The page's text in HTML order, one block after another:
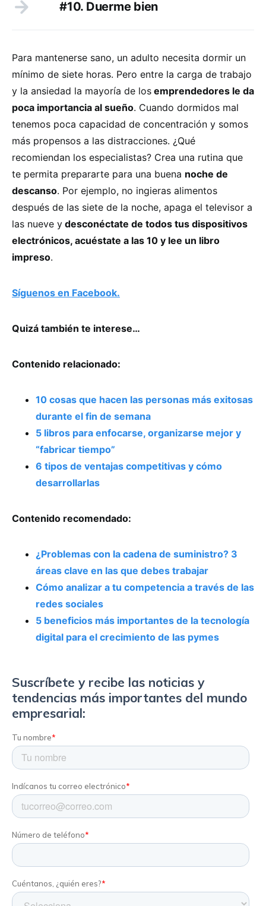
#10. Duerme bien
Para mantenerse sano, un adulto necesita dormir un
mínimo de siete horas. Pero entre la carga de trabajo
y la ansiedad la mayoría de los emprendedores le da
poca importancia al sueño. Cuando dormidos mal
tenemos poca capacidad de concentración y somos
más propensos a las distracciones. ¿Qué
recomiendan los especialistas? Crea una rutina que
te permita prepararte para una buena noche de
descanso. Por ejemplo, no ingieras alimentos
después de las siete de la noche, apaga el televisor a
las nueve y desconéctate de todos tus dispositivos
electrónicos, acuéstate a las 10 y lee un libro
impreso.
Síguenos en Facebook.
Quizá también te interese…
Contenido relacionado:
10 cosas que hacen las personas más exitosas
durante el fin de semana
5 libros para enfocarse, organizarse mejor y
“fabricar tiempo”
6 tipos de ventajas competitivas y cómo
desarrollarlas
Contenido recomendado:
¿Problemas con la cadena de suministro? 3
áreas clave en las que debes trabajar
Cómo analizar a tu competencia a través de las
redes sociales
5 beneficios más importantes de la tecnología
digital para el crecimiento de las pymes